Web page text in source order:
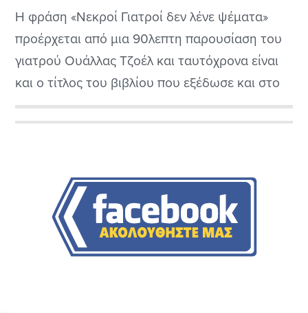
Η φράση «Νεκροί Γιατροί δεν λένε ψέματα»
προέρχεται από μια 90λεπτη παρουσίαση του
γιατρού Ουάλλας Τζοέλ και ταυτόχρονα είναι
και ο τίτλος του βιβλίου που εξέδωσε και στο
οποίο καταρρίπτει πολλούς ιατρικούς μύθους.
Με μεγάλη υπευθυνότητα και γνώσει του
υπάρχει θεραπεία για...
Πλευρική
Στήλη